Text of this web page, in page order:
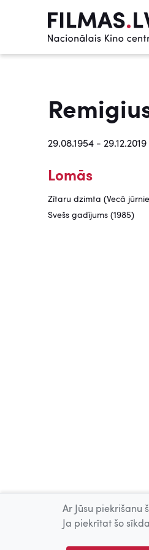
29.08.1954 - 29.12.2019
Lomās
Zītaru dzimta (Vecā
Svešs gadījums (1985)
Ar Jūsu piekrišanu
Ja piekrītat šo